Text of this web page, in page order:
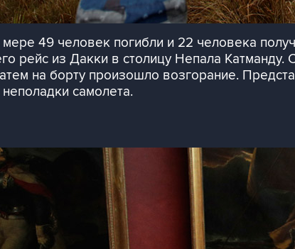
49 человек погибли и 22 человека
рейс из Дакки в столицу Непала
на борту произошло возгорание.
самолета.